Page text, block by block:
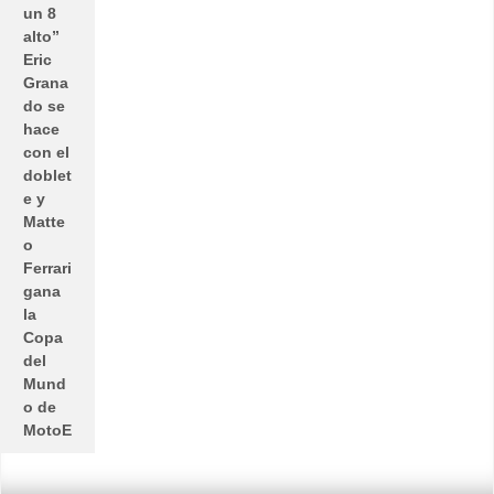
un 8
alto”
Eric
Grana
do se
hace
con el
doblet
e y
Matte
o
Ferrari
gana
la
Copa
del
Mund
o de
MotoE